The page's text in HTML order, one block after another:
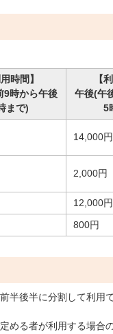
用時間】
9時から午後
まで)
【
午後(午
5
14,000円
2,000円
12,000円
800円
半後半に分割して利用
める者が利用する場合